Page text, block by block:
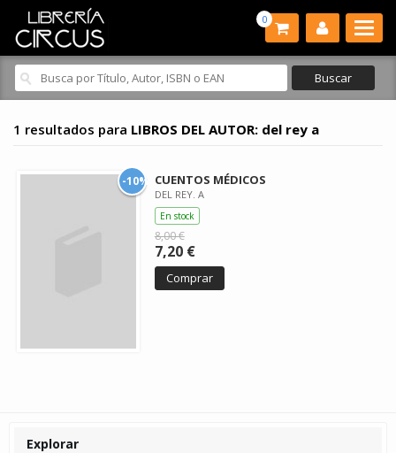
0
1 resultados para LIBROS DEL AUTOR: del rey a
-10% CUENTOS MÉDICOS
DEL REY. A
En stock
8,00 €
7,20 €
Comprar
Explorar